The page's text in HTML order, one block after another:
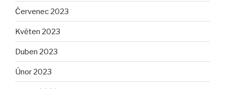
Červenec 2023
Květen 2023
Duben 2023
Únor 2023